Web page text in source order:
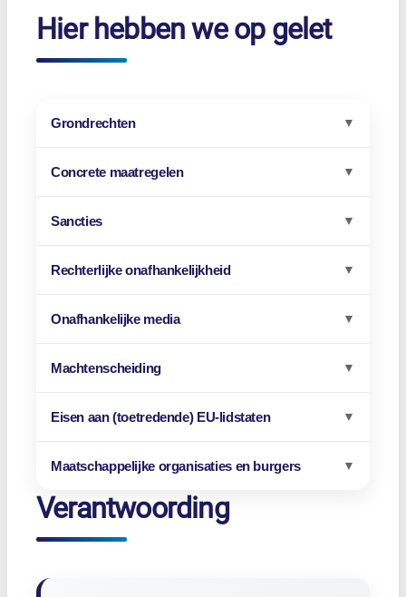
Hier hebben we op gelet
Grondrechten ▼
Concrete maatregelen ▼
Sancties ▼
Rechterlijke onafhankelijkheid ▼
Onafhankelijke media ▼
Machtenscheiding ▼
Eisen aan (toetredende) EU-lidstaten ▼
Maatschappelijke organisaties en burgers ▼
Verantwoording